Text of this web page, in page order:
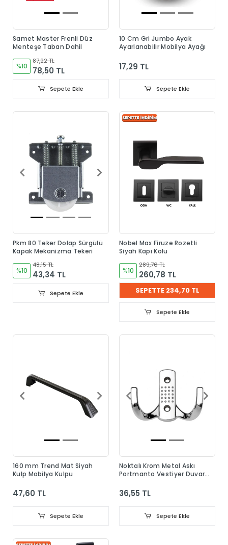
Samet Master Frenli Düz
Menteşe Taban Dahil
%10
87,22 TL
78,50 TL
Sepete Ekle
10 Cm Gri Jumbo Ayak
Ayarlanabilir Mobilya Ayağı
17,29 TL
Sepete Ekle
Pkm 80 Teker Dolap Sürgülü
Kapak Mekanizma Tekeri
%10
48,15 TL
43,34 TL
Sepete Ekle
Nobel Max Firuze Rozetli
Siyah Kapı Kolu
%10
289,76 TL
260,78 TL
SEPETTE 234,70 TL
Sepete Ekle
160 mm Trend Mat Siyah
Kulp Mobilya Kulpu
47,60 TL
Sepete Ekle
Noktalı Krom Metal Askı
Portmanto Vestiyer Duvar
36,55 TL
Sepete Ekle